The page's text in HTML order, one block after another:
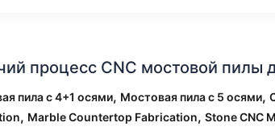
процесс CNC мостовой пилы
пила с 4+1 осями, Мостовая пила с 5 осями,
, Marble Countertop Fabrication, Stone CNC